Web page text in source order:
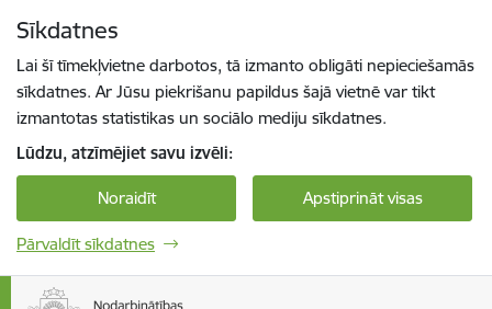
Sīkdatnes
Lai šī tīmekļvietne darbotos, tā izmanto obligāti nepieciešamās
sīkdatnes. Ar Jūsu piekrišanu papildus šajā vietnē var tikt
izmantotas statistikas un sociālo mediju sīkdatnes.
Lūdzu, atzīmējiet savu izvēli:
Noraidīt Apstiprināt visas
Pārvaldīt sīkdatnes